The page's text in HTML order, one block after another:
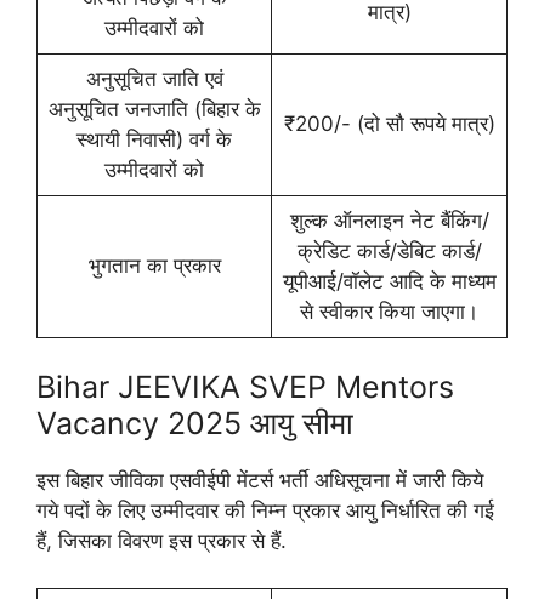
उम्मीदवारों को
मात्र)
अनुसूचित जाति एवं
अनुसूचित जनजाति (बिहार के
स्थायी निवासी) वर्ग के
उम्मीदवारों को
₹200/- (दो सौ रूपये मात्र)
भुगतान का प्रकार
शुल्क ऑनलाइन नेट बैंकिंग/
क्रेडिट कार्ड/डेबिट कार्ड/
यूपीआई/वॉलेट आदि के माध्यम
से स्वीकार किया जाएगा।
Bihar JEEVIKA SVEP Mentors
Vacancy 2025 आयु सीमा
इस बिहार जीविका एसवीईपी मेंटर्स भर्ती अधिसूचना में जारी किये
गये पदों के लिए उम्मीदवार की निम्न प्रकार आयु निर्धारित की गई
हैं, जिसका विवरण इस प्रकार से हैं.